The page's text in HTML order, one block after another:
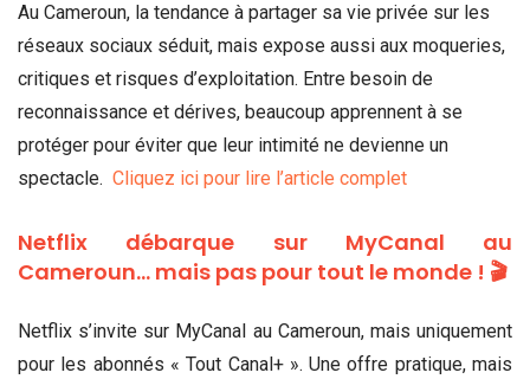
Au Cameroun, la tendance à partager sa vie privée sur les
réseaux sociaux séduit, mais expose aussi aux moqueries,
critiques et risques d’exploitation. Entre besoin de
reconnaissance et dérives, beaucoup apprennent à se
protéger pour éviter que leur intimité ne devienne un
spectacle. Cliquez ici pour lire l’article complet
Netflix débarque sur MyCanal au
Cameroun… mais pas pour tout le monde ! 🎬
Netflix s’invite sur MyCanal au Cameroun, mais uniquement
pour les abonnés « Tout Canal+ ». Une offre pratique, mais